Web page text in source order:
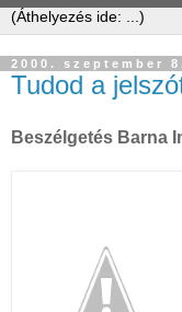
2000. szeptember
Tudod a
Beszélgetés Barna